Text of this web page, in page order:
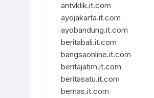
antvklik.it.com
ayojakarta.it.com
ayobandung.it.com
beritabali.it.com
bangsaonline.it.com
beritajatim.it.com
beritasatu.it.com
bernas.it.com